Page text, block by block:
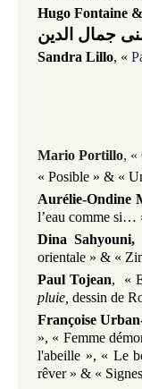
Hugo Fontaine &
جمال الدين
Sandra Lillo, «
Mario Portillo, «
« Posible » & «
Aurélie-Ondine
l’eau comme si…
Dina Sahyouni,
orientale » & «
Paul Tojean, «
pluie, dessin de
Françoise
», « Femme
l'abeille », « Le
rêver » & «